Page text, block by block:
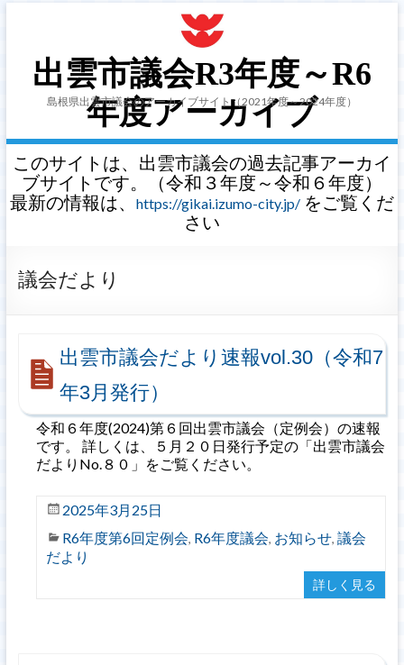
出雲市議会R3年度～R6
年度アーカイブ
島根県出雲市議会のアーカイブサイト（2021年度～2024年度）
このサイトは、出雲市議会の過去記事アーカイ
ブサイトです。（令和３年度～令和６年度）
最新の情報は、
https://gikai.izumo-city.jp/をご覧くだ
さい
議会だより
出雲市議会だより速報vol.30（令和7
年3月発行）
令和６年度(2024)第６回出雲市議会（定例会）の速報
です。 詳しくは、５月２０日発行予定の「出雲市議会
だよりNo.８０」をご覧ください。
2025年3月25日
R6年度第6回定例会, R6年度議会, お知らせ, 議会
だより
詳しく見る